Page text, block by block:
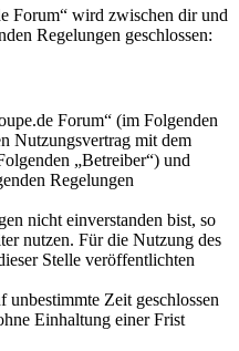
Forum“ wird zwischen dir und
Regelungen geschlossen:
Forum“ (im Folgenden
Nutzungsvertrag mit dem
„Betreiber“) und
Regelungen
nicht einverstanden bist, so
nutzen. Für die Nutzung des
Stelle veröffentlichten
Zeit geschlossen
Einhaltung einer Frist